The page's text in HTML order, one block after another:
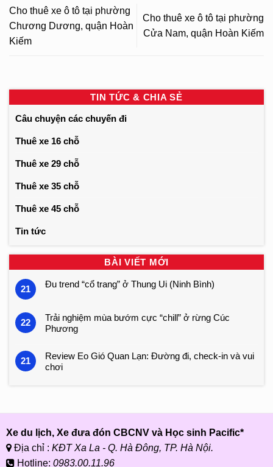
Cho thuê xe ô tô tại phường
Chương Dương, quận Hoàn
Kiếm
Cho thuê xe ô tô tại phường
Cửa Nam, quận Hoàn Kiếm
TIN TỨC & CHIA SẺ
Câu chuyện các chuyến đi
Thuê xe 16 chỗ
Thuê xe 29 chỗ
Thuê xe 35 chỗ
Thuê xe 45 chỗ
Tin tức
BÀI VIẾT MỚI
21 Đu trend “cổ trang” ở Thung Ui (Ninh Bình)
22
Trải nghiệm mùa bướm cực “chill” ở rừng Cúc
Phương
21
Review Eo Gió Quan Lạn: Đường đi, check-in và vui
chơi
Xe du lịch, Xe đưa đón CBCNV và Học sinh Pacific*
Địa chỉ : KĐT Xa La - Q. Hà Đông, TP. Hà Nội.
Hotline: 0983.00.11.96